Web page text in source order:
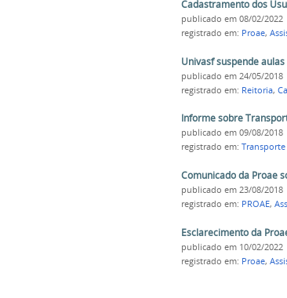
Cadastramento dos
publicado em 08/02/2022
registrado em: Proae,
Univasf suspende
publicado em 24/05/2018
registrado em: Reitoria,
Informe sobre
publicado em 09/08/2018
registrado em:
Comunicado da Proae
publicado em 23/08/2018
registrado em: PROAE,
Esclarecimento da
publicado em 10/02/2022
registrado em: Proae,